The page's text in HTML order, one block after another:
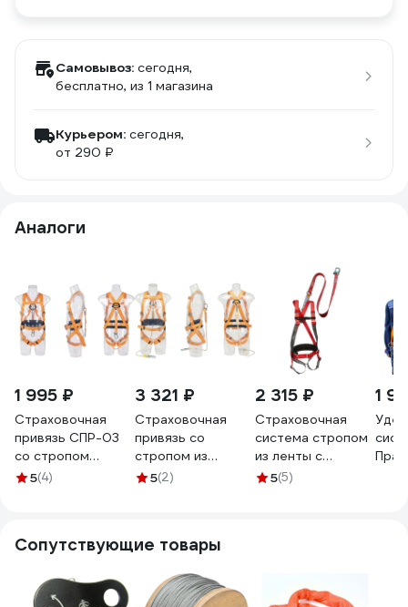
Самовывоз: сегодня,
бесплатно, из 1 магазина
Курьером: сегодня,
от 290 ₽
Аналоги
1 995 ₽
Страховочная
привязь СПР-03
со стропом
ленточным с
5(4)
3 321 ₽
Страховочная
привязь со
стропом из
полиамидного
аВК
5(2)
2 315 ₽
Страховочная
система стропом
из ленты с
амортизатором
5(5)
1
Сопутствующие товары